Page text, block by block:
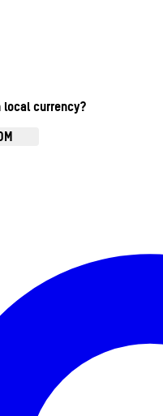
currency?